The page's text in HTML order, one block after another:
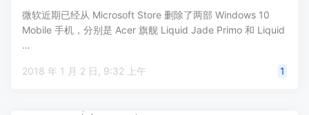
微软近期已经从 Microsoft Store 删除了两部 Windows 10
Mobile 手机，分别是 Acer 旗舰 Liquid Jade Primo 和 Liquid
…
2018 年 1 月 2 日, 9:32 上午 1